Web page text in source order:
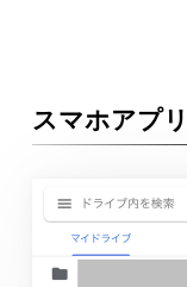
スマホアプ